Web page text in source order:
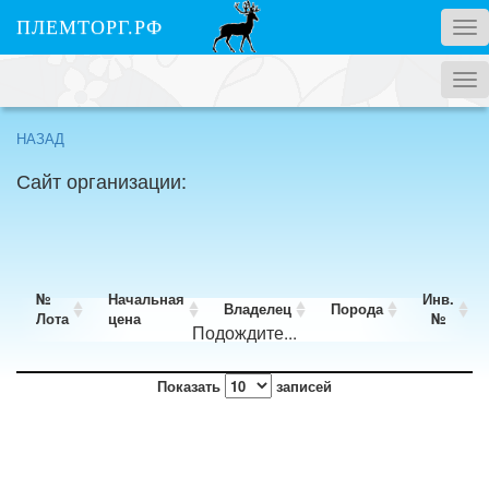
ПЛЕМТОРГ.РФ
НАЗАД
Сайт организации:
Подождите...
№
Лота
Начальная
цена
Владелец Порода
Инв.
№
Начальная
Владелец
Показать записей